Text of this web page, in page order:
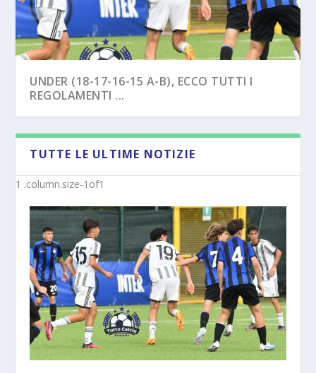
UNDER (18-17-16-15 A-B), ECCO TUTTI I
REGOLAMENTI ...
NAPOLI – TRE EX BENEVENTO U17
“SVINCOL...
SAVOIA – COLPO CAPASSO PER L’UNDER 15
TUTTE LE ULTIME NOTIZIE